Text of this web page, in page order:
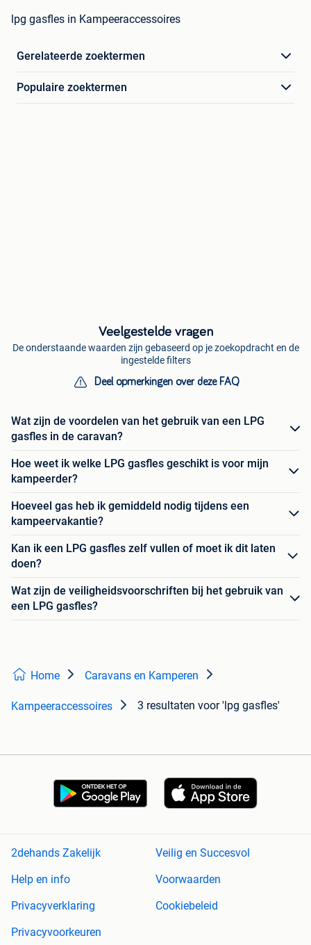
lpg gasfles in Kampeeraccessoires
Gerelateerde zoektermen
Populaire zoektermen
Veelgestelde vragen
De onderstaande waarden zijn gebaseerd op je zoekopdracht en de
ingestelde filters
Deel opmerkingen over deze FAQ
Wat zijn de voordelen van het gebruik van een LPG
gasfles in de caravan?
Hoe weet ik welke LPG gasfles geschikt is voor mijn
kampeerder?
Hoeveel gas heb ik gemiddeld nodig tijdens een
kampeervakantie?
Kan ik een LPG gasfles zelf vullen of moet ik dit laten
doen?
Wat zijn de veiligheidsvoorschriften bij het gebruik van
een LPG gasfles?
Home Caravans en Kamperen
Kampeeraccessoires 3 resultaten voor 'lpg gasfles'
2dehands Zakelijk
Veilig en Succesvol
Help en info
Voorwaarden
Privacyverklaring
Cookiebeleid
Privacyvoorkeuren